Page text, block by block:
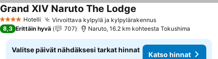
4 Tähtiluokitus
Hotelli Virvoittava kylpylä ja kylpylärakennus
Grand XIV Naruto The Lodge
8,3 Erittäin hyvä 707 Naruto, 16.2 km kohteesta Tokushima
Valitse päivät nähdäksesi tarkat hinnat
Katso hinnat